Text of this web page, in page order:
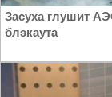
Засуха глушит
блэкаута